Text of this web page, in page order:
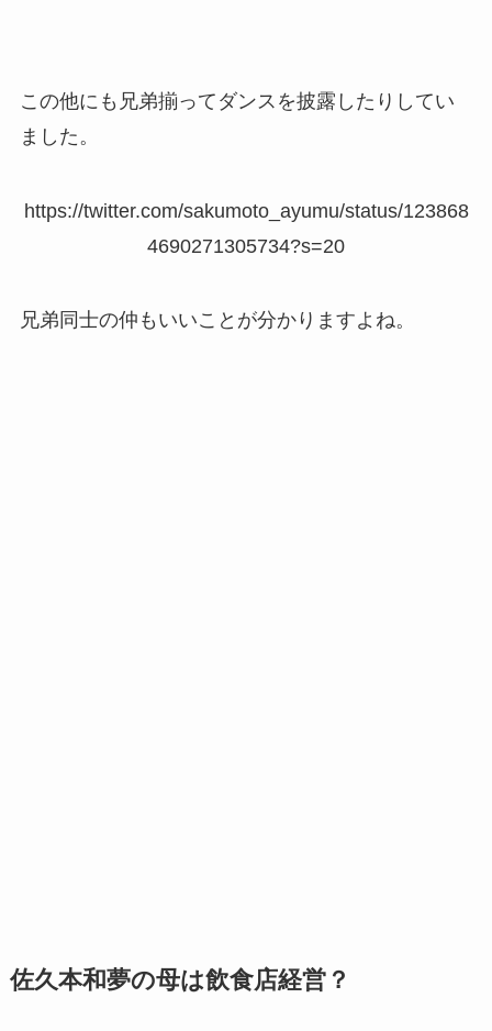
この他にも兄弟揃ってダンスを披露したりしてい
ました。
https://twitter.com/sakumoto_ayumu/status/123868
4690271305734?s=20
兄弟同士の仲もいいことが分かりますよね。
佐久本和夢の母は飲食店経営？